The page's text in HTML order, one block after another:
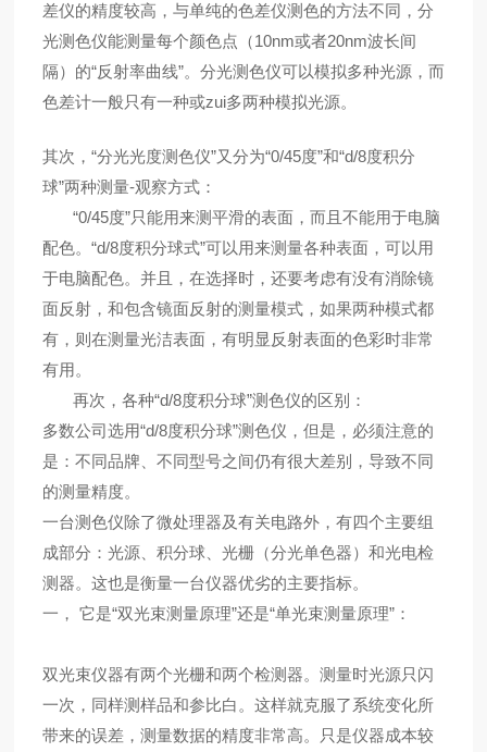
差仪的精度较高，与单纯的色差仪测色的方法不同，分
光测色仪能测量每个颜色点（10nm或者20nm波长间
隔）的“反射率曲线”。分光测色仪可以模拟多种光源，而
色差计一般只有一种或zui多两种模拟光源。
其次，“分光光度测色仪”又分为“0/45度”和“d/8度积分
球”两种测量-观察方式：
“0/45度”只能用来测平滑的表面，而且不能用于电脑
配色。“d/8度积分球式”可以用来测量各种表面，可以用
于电脑配色。并且，在选择时，还要考虑有没有消除镜
面反射，和包含镜面反射的测量模式，如果两种模式都
有，则在测量光洁表面，有明显反射表面的色彩时非常
有用。
再次，各种“d/8度积分球”测色仪的区别：
多数公司选用“d/8度积分球”测色仪，但是，必须注意的
是：不同品牌、不同型号之间仍有很大差别，导致不同
的测量精度。
一台测色仪除了微处理器及有关电路外，有四个主要组
成部分：光源、积分球、光栅（分光单色器）和光电检
测器。这也是衡量一台仪器优劣的主要指标。
一， 它是“双光束测量原理”还是“单光束测量原理”：
双光束仪器有两个光栅和两个检测器。测量时光源只闪
一次，同样测样品和参比白。这样就克服了系统变化所
带来的误差，测量数据的精度非常高。只是仪器成本较